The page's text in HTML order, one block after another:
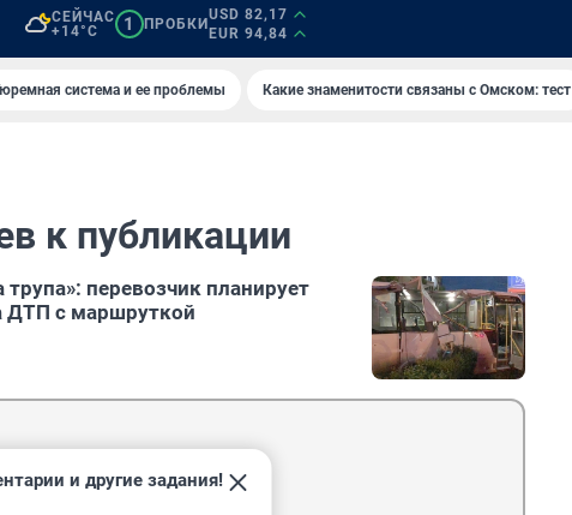
СЕЙЧАС
+14°C
1 ПРОБКИ
USD 82,17
EUR 94,84
система и ее проблемы Какие знаменитости связаны с Омском: тест
к публикации
перевозчик планирует
ДТП с маршруткой
и другие задания!